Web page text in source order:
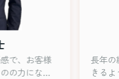
で、お客様
の力になれ
長年の
きる